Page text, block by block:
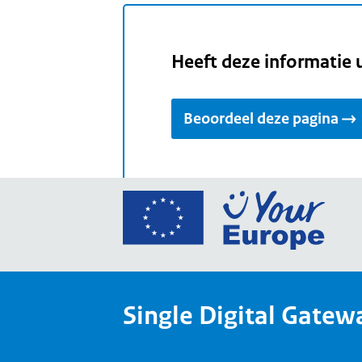
Heeft deze informatie
Beoordeel deze pagina
Ga
Your
Single Digital